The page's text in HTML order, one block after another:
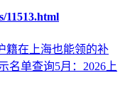
11513.html
籍在上海也能领的补
名单查询5月：2026上